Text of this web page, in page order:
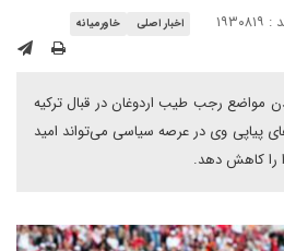
اخبار اصلی خاورمیانه
مواضع رجب طیب اردوغان در قبال ترکیه
پیاپی وی در عرصه سیاسی می‌تواند امید
را کاهش دهد.